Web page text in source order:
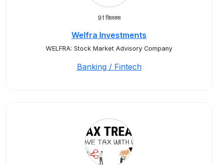
91 क्लिक्स
Welfra Investments
WELFRA: Stock Market Advisory Company
Banking / Fintech